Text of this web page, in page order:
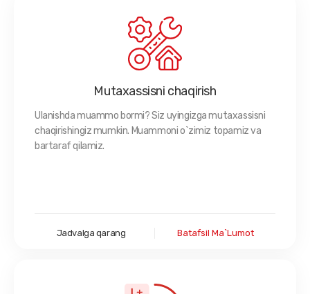
Mutaxassisni chaqirish
Ulanishda muammo bormi? Siz uyingizga mutaxassisni
chaqirishingiz mumkin. Muammoni o`zimiz topamiz va
bartaraf qilamiz.
Jadvalga qarang Batafsil Ma`lumot